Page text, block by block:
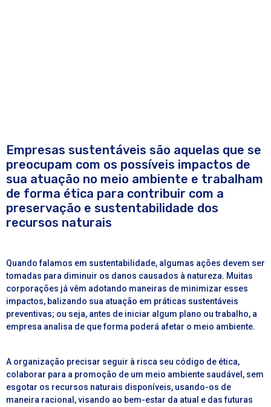
Empresas sustentáveis são aquelas que se
preocupam com os possíveis impactos de
sua atuação no meio ambiente e trabalham
de forma ética para contribuir com a
preservação e sustentabilidade dos
recursos naturais
Quando falamos em sustentabilidade, algumas ações devem ser
tomadas para diminuir os danos causados à natureza. Muitas
corporações já vêm adotando maneiras de minimizar esses
impactos, balizando sua atuação em práticas sustentáveis
preventivas; ou seja, antes de iniciar algum plano ou trabalho, a
empresa analisa de que forma poderá afetar o meio ambiente.
A organização precisar seguir à risca seu código de ética,
colaborar para a promoção de um meio ambiente saudável, sem
esgotar os recursos naturais disponíveis, usando-os de
maneira racional, visando ao bem-estar da atual e das futuras